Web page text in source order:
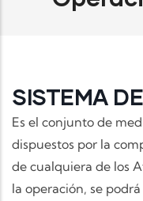
SISTEMA
Es el conjunto de
dispuestos por la
de cualquiera de los
la operación, se